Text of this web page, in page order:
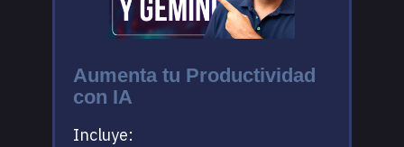
Aumenta tu Productividad
con IA
Incluye: